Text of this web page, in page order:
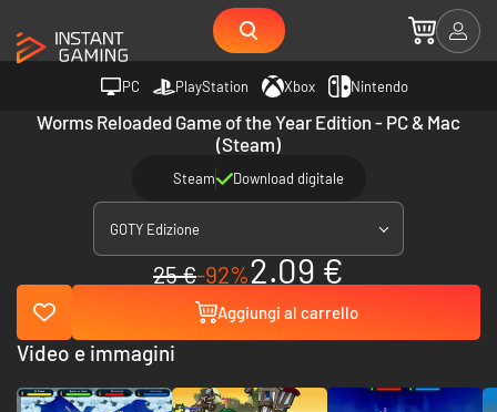
PC PlayStation Xbox Nintendo
Worms Reloaded Game of the Year Edition - PC & Mac
(Steam)
Steam Download digitale
GOTY Edizione
25 €-92%2.09 €
Aggiungi al carrello
Video e immagini